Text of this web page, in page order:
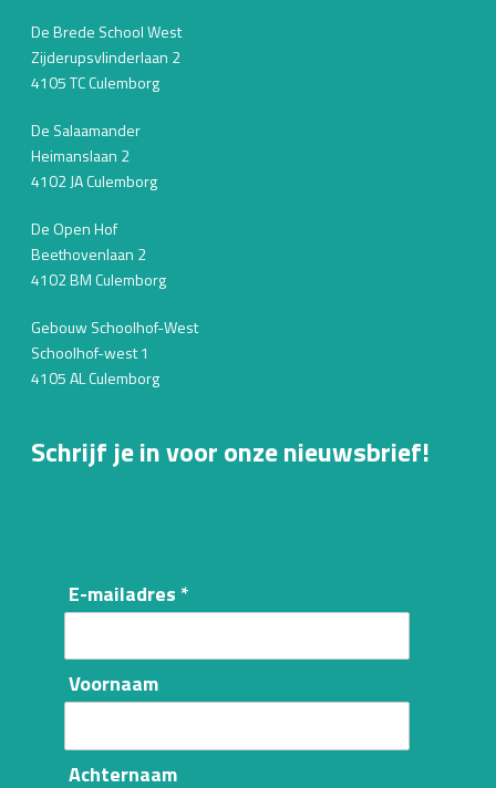
De Brede School West
Zijderupsvlinderlaan 2
4105 TC Culemborg
De Salaamander
Heimanslaan 2
4102 JA Culemborg
De Open Hof
Beethovenlaan 2
4102 BM Culemborg
Gebouw Schoolhof-West
Schoolhof-west 1
4105 AL Culemborg
Schrijf je in voor onze nieuwsbrief!
E-mailadres *
Voornaam
Achternaam